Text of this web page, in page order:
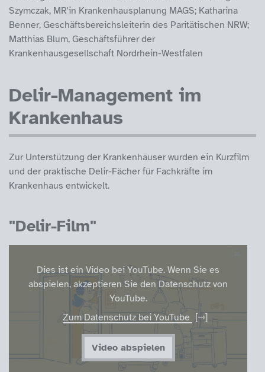
Szymczak, MR'in Krankenhausplanung MAGS; Katharina
Benner, Geschäftsbereichsleiterin des Paritätischen NRW;
Matthias Blum, Geschäftsführer der
Krankenhausgesellschaft Nordrhein-Westfalen
Delir-Management im
Krankenhaus
Zur Unterstützung der Krankenhäuser wurden ein Kurzfilm
und der praktische Delir-Fächer für Fachkräfte im
Krankenhaus entwickelt.
"Delir-Film"
Dies ist ein Video bei YouTube. Wenn Sie es
abspielen, akzeptieren Sie den Datenschutz von
YouTube.
Zum Datenschutz bei YouTube
Video abspielen